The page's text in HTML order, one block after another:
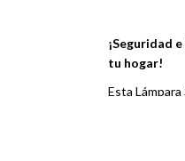
¡Seguridad
tu hogar!
Esta